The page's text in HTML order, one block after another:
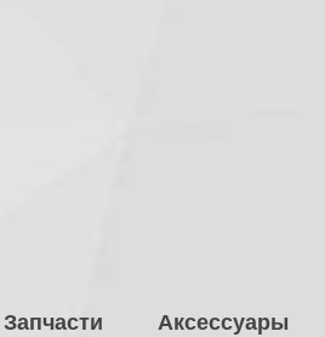
Запчасти Аксессуары